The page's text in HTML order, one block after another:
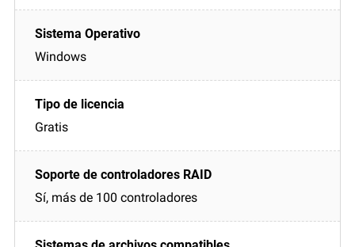
Windows
Gratis
Sí, más de 100 controladores